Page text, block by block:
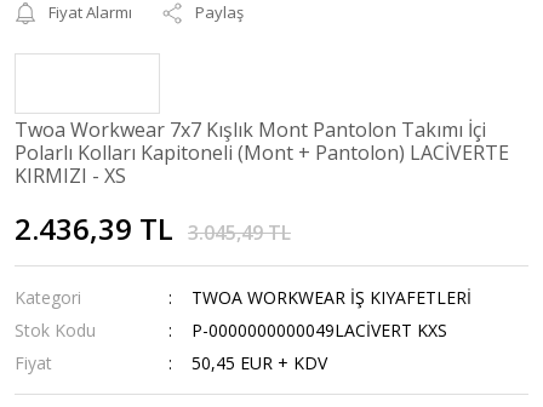
Fiyat Alarmı
Paylaş
Twoa Workwear 7x7 Kışlık Mont Pantolon Takımı İçi
Polarlı Kolları Kapitoneli (Mont + Pantolon) LACİVERTE
KIRMIZI - XS
2.436,39 TL 3.045,49 TL
Kategori
TWOA WORKWEAR İŞ KIYAFETLERİ
Stok Kodu
P-0000000000049LACİVERT KXS
Fiyat
50,45 EUR + KDV